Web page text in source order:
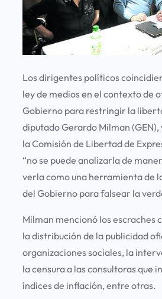
Los dirigentes políticos
ley de medios en el contexto de
Gobierno para restringir la
diputado Gerardo Milman
la Comisión de Libertad de
“no se puede analizarla de
verla como una herramienta de
del Gobierno para falsear la
Milman mencionó los escraches
la distribución de la publicidad
organizaciones sociales, la
la censura a las consultoras que
índices de inflación, entre otras.